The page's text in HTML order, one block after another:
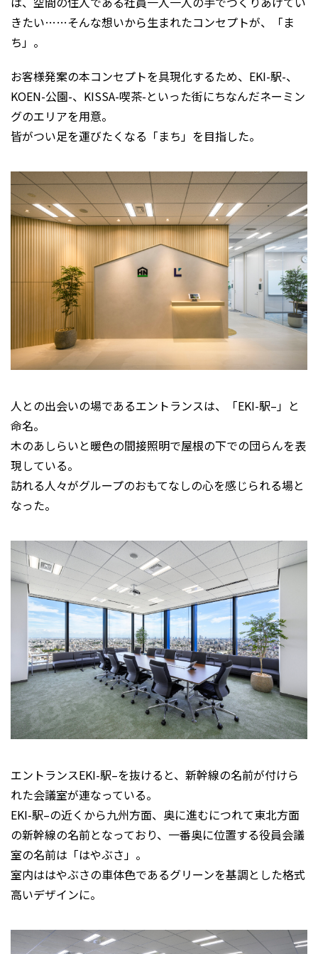
きたい……そんな想いから生まれたコンセプトが、「ま
ち」。
お客様発案の本コンセプトを具現化するため、EKI-駅-、
KOEN-公園-、KISSA-喫茶-といった街にちなんだネーミン
グのエリアを用意。
皆がつい足を運びたくなる「まち」を目指した。
人との出会いの場であるエントランスは、「EKI-駅–」と
命名。
木のあしらいと暖色の間接照明で屋根の下での団らんを表
現している。
訪れる人々がグループのおもてなしの心を感じられる場と
なった。
エントランスEKI-駅–を抜けると、新幹線の名前が付けら
れた会議室が連なっている。
EKI-駅–の近くから九州方面、奥に進むにつれて東北方面
の新幹線の名前となっており、一番奥に位置する役員会議
室の名前は「はやぶさ」。
室内ははやぶさの車体色であるグリーンを基調とした格式
高いデザインに。